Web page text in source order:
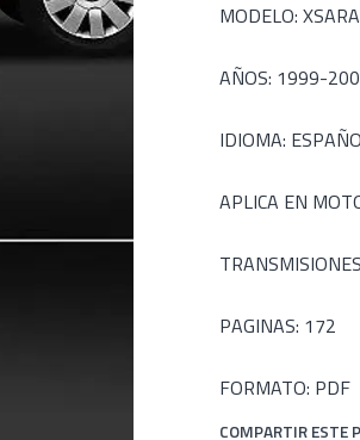
MODELO:
AÑOS: 1999-
IDIOMA:
APLICA EN
PAGINAS: 172
FORMATO: PDF
COMPARTIR ESTE